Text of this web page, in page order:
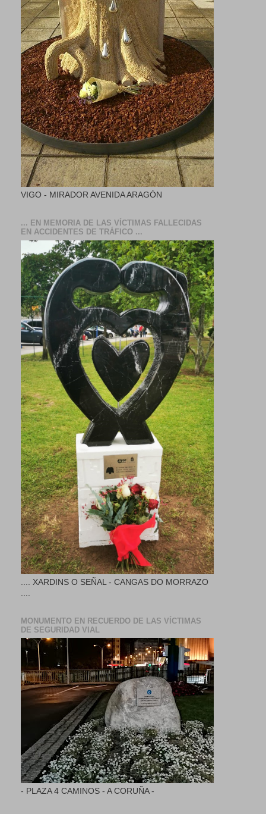
VIGO - MIRADOR AVENIDA ARAGÓN
... EN MEMORIA DE LAS VÍCTIMAS FALLECIDAS
EN ACCIDENTES DE TRÁFICO ...
.... XARDINS O SEÑAL - CANGAS DO MORRAZO
MONUMENTO EN RECUERDO DE LAS VÍCTIMAS
DE SEGURIDAD VIAL
- PLAZA 4 CAMINOS - A CORUÑA -